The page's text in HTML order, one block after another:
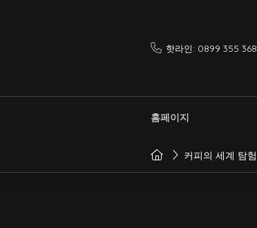
핫라인: 0899 355 368
홈페이지
커피의 세계 탐험